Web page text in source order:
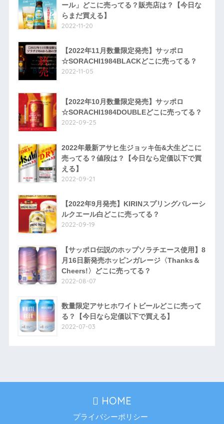
ール」どこに売ってる？販売店は？【今日な
らまだ買える】
2022-11-20
【2022年11月数量限定発売】サッポロ
☆SORACHI1984BLACKどこに売ってる？
2022-11-05
【2022年10月数量限定発売】サッポロ
☆SORACHI1984DOUBLEどこに売ってる？
2022-09-25
2022年最新アサヒ生ジョッキ缶&大生どこに
売ってる？値段は？【今日なら定価以下で買
える】
2022-09-21
【2022年9月発売】KIRINスプリングバレーシ
ルクエール白どこに売ってる？
2022-09-19
【サッポロ伝説のホップソラチエース使用】8
月16日新発売ホッピンガレージ〈Thanks＆
Cheers!〉どこに売ってる？
2022-08-07
数量限定アサヒホワイトビールどこに売って
る？【今日なら定価以下で買える】
2022-07-03
HOME
プライバシーポリシー